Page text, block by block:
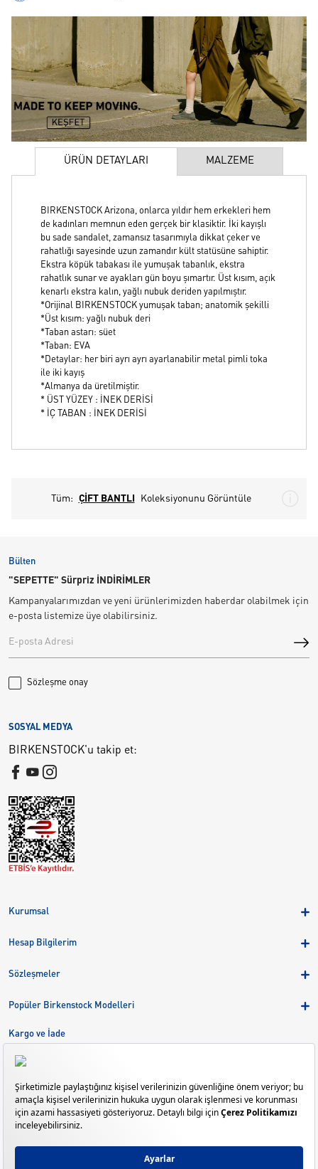
ÜRÜN DETAYLARI MALZEME
BIRKENSTOCK Arizona, onlarca yıldır hem erkekleri hem
de kadınları memnun eden gerçek bir klasiktir. İki kayışlı
bu sade sandalet, zamansız tasarımıyla dikkat çeker ve
rahatlığı sayesinde uzun zamandır kült statüsüne sahiptir.
Ekstra köpük tabakası ile yumuşak tabanlık, ekstra
rahatlık sunar ve ayakları gün boyu şımartır. Üst kısım, açık
kenarlı ekstra kalın, yağlı nubuk deriden yapılmıştır.
*Orijinal BIRKENSTOCK yumuşak taban; anatomik şekilli
*Üst kısım: yağlı nubuk deri
*Taban astarı: süet
*Taban: EVA
*Detaylar: her biri ayrı ayrı ayarlanabilir metal pimli toka
ile iki kayış
*Almanya da üretilmiştir.
* ÜST YÜZEY : İNEK DERİSİ
* İÇ TABAN : İNEK DERİSİ
Tüm: ÇİFT BANTLI Koleksiyonunu Görüntüle
Bülten
"SEPETTE" Sürpriz İNDİRİMLER
Kampanyalarımızdan ve yeni ürünlerimizden haberdar olabilmek için
e-posta listemize üye olabilirsiniz.
Sözleşme onay
Kurumsal
Birkenstock Group
Kariyer
Hesap Bilgilerim
Sipariş Takibi
Sözleşmeler
Kargo ve İade
Çerez Tercihlerini Yönetin
Popüler Birkenstock Modelleri
Gizeh
Mayari
Madrid
Kargo ve İade
Bize Ulaşın
SOSYAL MEDYA
BIRKENSTOCK'u takip et: